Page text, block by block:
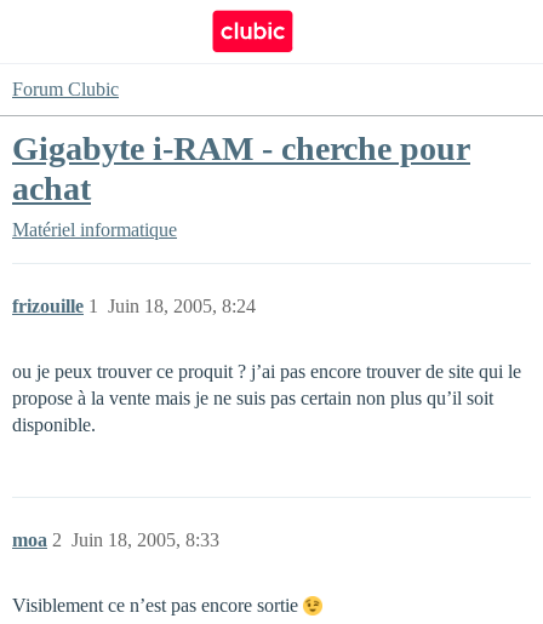
Forum Clubic
Gigabyte i-RAM - cherche pour
achat
Matériel informatique
frizouille Juin 18, 2005, 8:24
1
ou je peux trouver ce proquit ? j’ai pas encore trouver de site qui le
propose à la vente mais je ne suis pas certain non plus qu’il soit
disponible.
moa Juin 18, 2005, 8:33
2
Visiblement ce n’est pas encore sortie